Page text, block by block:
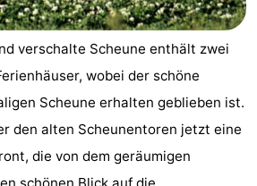
verschalte Scheune enthält zwei
wobei der schöne
Scheune erhalten geblieben ist.
den alten Scheunentoren jetzt eine
die von dem geräumigen
schönen Blick auf die